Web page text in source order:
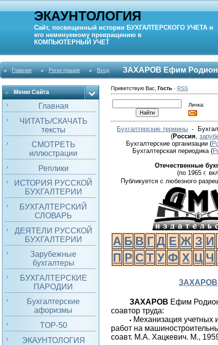
ЭКАУНТОЛОГИЯ
Сайт, посвященный истории БУХГАЛТЕРСКОГО УЧЕТА и
его неминуемому превращению в
КОМПЬЮТЕРНЫЙ УЧЕТ
Главная Регистрация Вход ЗАХАРОВ Ефим
Меню Сайта
Главная
ЧИТАТЬ/СКАЧАТЬ
тексты
СМОТРЕТЬ
иллюстрации
Реплики
ИСТОРИЯ РУССКОЙ
БУХГАЛТЕРИИ
БУХГАЛТЕРСКИЙ
СЛОВАРЬ
ДЕЯТЕЛИ РУССКОЙ
БУХГАЛТЕРИИ
Зарубежные
бухгалтеры
БУХГАЛТЕРСКИЕ
ПАРОДИИ
Бухгалтерские
афоризмы
TOP-50
ЭКАУНТОЛОГИЯ
Приветствую Вас ,Гость · RSS
Личка:
Бухгалтерские термины -
(Россия
Бухгалтерские организации (
Бухгалтерская периодика(
Отечественные
(по 1965 г.
Публикуется с любезного
А Б В Г Д Е Ж З И
П Р С Т У Ф Х Ц Ч
ЗАХАРОВ
ЗАХАРОВ Ефим
соавтор труда:
• Механизация учетных
работ на
соавт. М.А. Хацкевич. М.,